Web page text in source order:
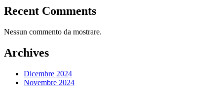
Recent Comments
Nessun commento da mostrare.
Archives
Dicembre 2024
Novembre 2024